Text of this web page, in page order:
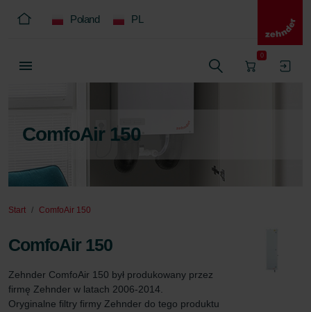
Poland PL
0
ComfoAir 150
Start ComfoAir 150
ComfoAir 150
Zehnder ComfoAir 150 był produkowany przez
firmę Zehnder w latach 2006-2014.
Oryginalne filtry firmy Zehnder do tego produktu